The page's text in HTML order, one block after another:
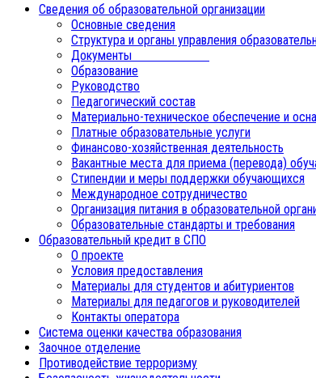
Сведения об образовательной организации
Основные сведения
Структура и органы управления
Документы
Образование
Руководство
Педагогический состав
Материально-техническое обеспечение и
Платные образовательные услуги
Финансово-хозяйственная деятельность
Вакантные места для приема (перевода)
Стипендии и меры поддержки обучающихся
Международное сотрудничество
Организация питания в образовательной
Образовательные стандарты и требования
Образовательный кредит в СПО
О проекте
Условия предоставления
Материалы для студентов и абитуриентов
Материалы для педагогов и руководителей
Контакты оператора
Система оценки качества образования
Заочное отделение
Противодействие терроризму